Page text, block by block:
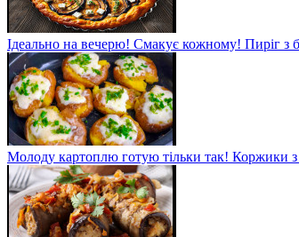
Ідеально на вечерю! Смакує кожному! Пиріг з
Молоду картоплю готую тільки так! Коржики з